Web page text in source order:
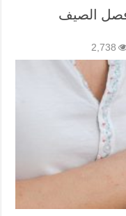
فصل الصيف
2,738